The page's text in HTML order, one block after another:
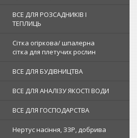
ВСЕ ДЛЯ РОЗСАДНИКІВ І
ТЕПЛИЦЬ
Сітка огіркова/ шпалерна
сітка для плетучих рослин
ВСЕ ДЛЯ БУДІВНИЦТВА
ВСЕ ДЛЯ АНАЛІЗУ ЯКОСТІ ВОДИ
ВСЕ ДЛЯ ГОСПОДАРСТВА
Нертус насіння, ЗЗР, добрива